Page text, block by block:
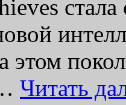
этом
Читать